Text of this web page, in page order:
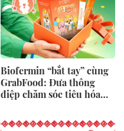
Biofermin “bắt tay” cùng
GrabFood: Đưa thông
điệp chăm sóc tiêu hóa